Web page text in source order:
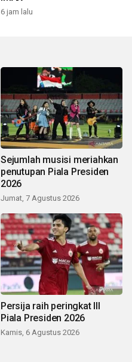
6 jam lalu
Sejumlah musisi meriahkan
penutupan Piala Presiden
2026
Jumat, 7 Agustus 2026
Persija raih peringkat III
Piala Presiden 2026
Kamis, 6 Agustus 2026